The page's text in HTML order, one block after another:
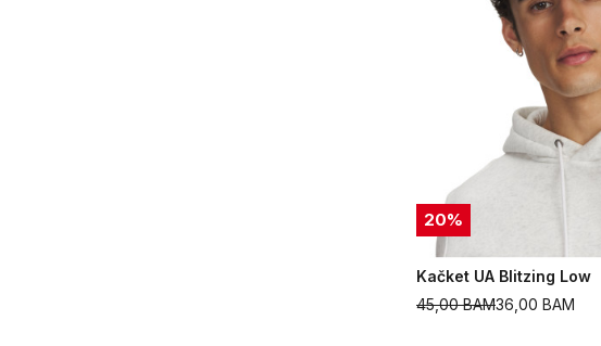
20%
Kačket UA Blitzing Low
36,00 BAM
45,00BAM